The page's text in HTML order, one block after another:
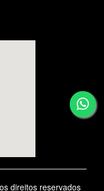
direitos reservados